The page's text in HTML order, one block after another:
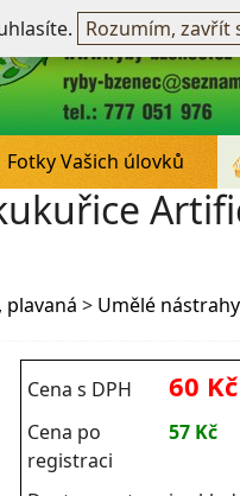
Nepřihlášen -
Fotky Vašich úlovků
plavaná > Umělé nástrahy
Cena s DPH 60 Kč
Cena po
registraci
57 Kč
Rozumím, zavřít